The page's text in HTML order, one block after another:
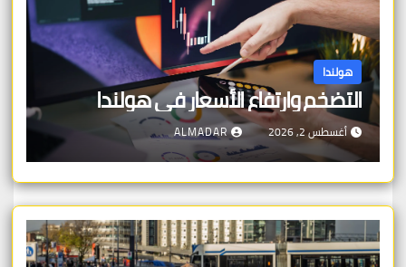
هولندا
التضخم وارتفاع الأسعار في هولندا
أغسطس 2, 2026 ALMADAR